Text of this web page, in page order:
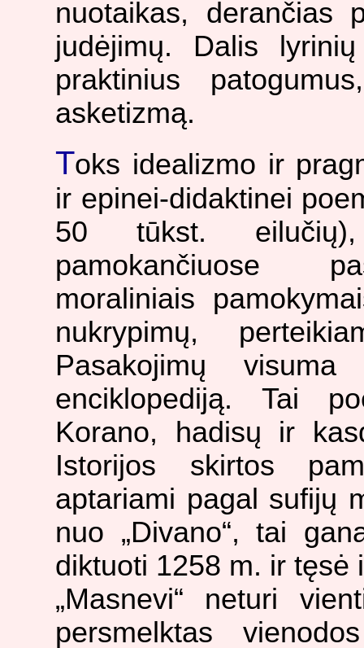
nuotaikas, derančias
judėjimų. Dalis
praktinius
asketizmą.
Toks idealizmo ir
ir epinei-didaktinei
50 tūkst.
pamokančiuose
moraliniais
nukrypimų,
Pasakojimų
enciklopediją. Tai
Korano, hadisų ir
Istorijos skirtos
aptariami pagal sufijų
nuo „Divano“, tai
diktuoti 1258 m. ir tęsė
„Masnevi“ neturi
persmelktas